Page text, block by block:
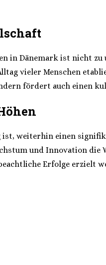
in Dänemark ist nicht
vieler Menschen
fördert auch einen
weiterhin einen
und Innovation
Erfolge erzielt